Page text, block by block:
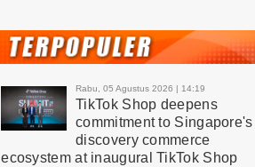
Rabu, 05 Agustus 2026 | 14:19
TikTok Shop deepens
commitment to Singapore's
discovery commerce
ecosystem at inaugural TikTok Shop